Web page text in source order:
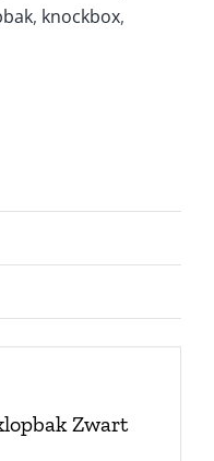
, knockbox,
Zwart